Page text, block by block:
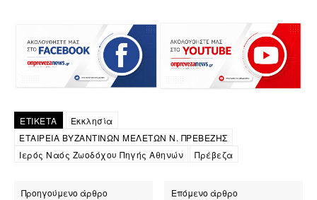
ΕΤΙΚΕΤΑ
Εκκλησία
ΕΤΑΙΡΕΙΑ ΒΥΖΑΝΤΙΝΩΝ ΜΕΛΕΤΩΝ Ν. ΠΡΕΒΕΖΗΣ
Ιερός Ναός Ζωοδόχου Πηγής Αθηνών
Πρέβεζα
Προηγούμενο άρθρο Επόμενο άρθρο